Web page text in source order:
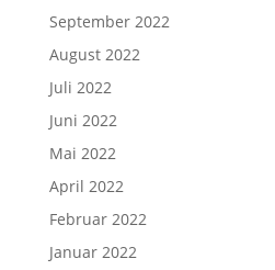
September 2022
August 2022
Juli 2022
Juni 2022
Mai 2022
April 2022
Februar 2022
Januar 2022